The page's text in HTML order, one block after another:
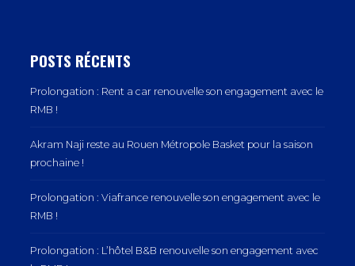
POSTS RÉCENTS
Prolongation : Rent a car renouvelle son engagement avec le
RMB !
Akram Naji reste au Rouen Métropole Basket pour la saison
prochaine !
Prolongation : Viafrance renouvelle son engagement avec le
RMB !
Prolongation : L’hôtel B&B renouvelle son engagement avec